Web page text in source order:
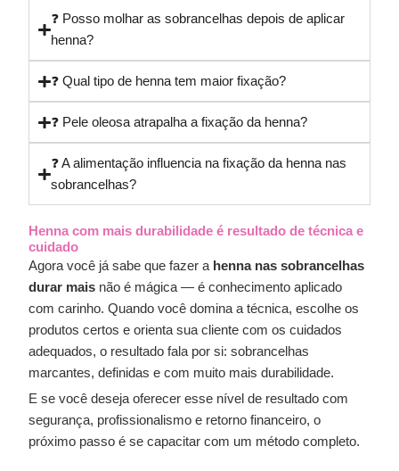
❓ Posso molhar as sobrancelhas depois de aplicar
henna?
❓ Qual tipo de henna tem maior fixação?
❓ Pele oleosa atrapalha a fixação da henna?
❓ A alimentação influencia na fixação da henna nas
sobrancelhas?
Henna com mais durabilidade é resultado de técnica e
cuidado
Agora você já sabe que fazer a henna nas sobrancelhas
durar mais não é mágica — é conhecimento aplicado
com carinho. Quando você domina a técnica, escolhe os
produtos certos e orienta sua cliente com os cuidados
adequados, o resultado fala por si: sobrancelhas
marcantes, definidas e com muito mais durabilidade.
E se você deseja oferecer esse nível de resultado com
segurança, profissionalismo e retorno financeiro, o
próximo passo é se capacitar com um método completo.